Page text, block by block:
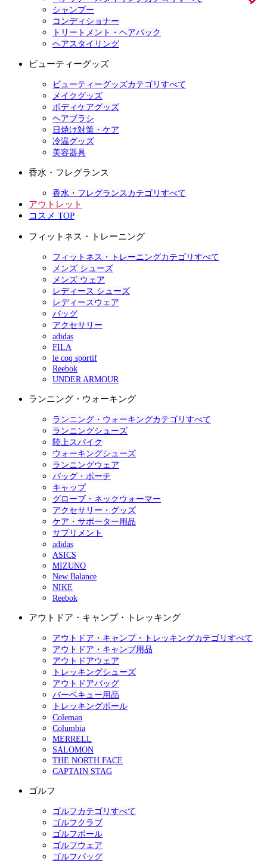
シャンプー
コンディショナー
トリートメント・ヘアパック
ヘアスタイリング
ビューティーグッズ
ビューティーグッズカテゴリすべて
メイクグッズ
ボディケアグッズ
ヘアブラシ
日焼け対策・ケア
冷温グッズ
美容器具
香水・フレグランス
香水・フレグランスカテゴリすべて
アウトレット
コスメ TOP
フィットネス・トレーニング
フィットネス・トレーニングカテゴリすべて
メンズ シューズ
メンズ ウェア
レディース シューズ
レディースウェア
バッグ
アクセサリー
adidas
FILA
le coq sportif
Reebok
UNDER ARMOUR
ランニング・ウォーキング
ランニング・ウォーキングカテゴリすべて
ランニングシューズ
陸上スパイク
ウォーキングシューズ
ランニングウェア
バッグ・ポーチ
キャップ
グローブ・ネックウォーマー
アクセサリー・グッズ
ケア・サポーター用品
サプリメント
adidas
ASICS
MIZUNO
New Balance
NIKE
Reebok
アウトドア・キャンプ・トレッキング
アウトドア・キャンプ・トレッキングカテゴリすべて
アウトドア・キャンプ用品
アウトドアウェア
トレッキングシューズ
アウトドアバッグ
バーベキュー用品
トレッキングポール
Coleman
Columbia
MERRELL
SALOMON
THE NORTH FACE
CAPTAIN STAG
ゴルフ
ゴルフカテゴリすべて
ゴルフクラブ
ゴルフボール
ゴルフウェア
ゴルフバッグ